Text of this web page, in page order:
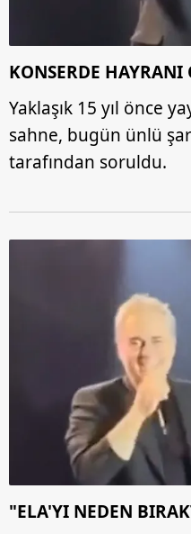
KONSERDE HAYRANI
Yaklaşık 15 yıl önce
sahne, bugün ünlü
tarafından soruldu.
"ELA'YI NEDEN